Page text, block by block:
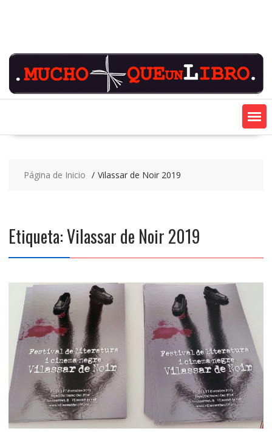
Página de Inicio Vilassar de Noir 2019
Etiqueta:Vilassar de Noir 2019